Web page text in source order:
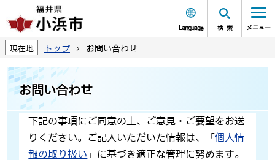
Language 検索 メニュー
現在地 トップ お問い合わせ
お問い合わせ
下記の事項にご同意の上、ご意見・ご要望をお送
りください。ご記入いただいた情報は、「個人情
報の取り扱い 」に基づき適正な管理に努めます。